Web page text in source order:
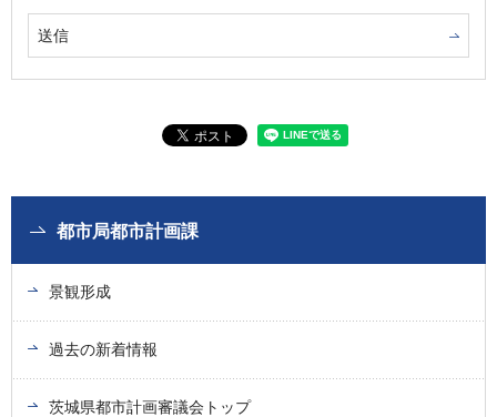
都市局都市計画課
景観形成
過去の新着情報
茨城県都市計画審議会トップ